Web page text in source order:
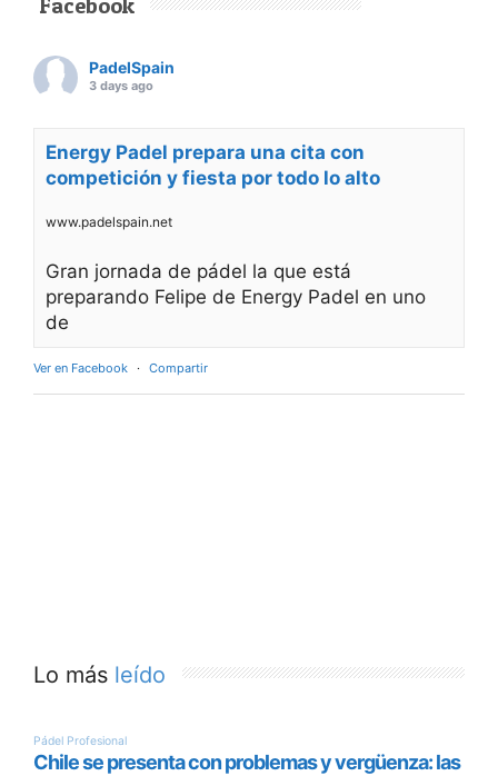
Facebook
PadelSpain
3 days ago
Energy Padel prepara una cita con
competición y fiesta por todo lo alto
www.padelspain.net
Gran jornada de pádel la que está
preparando Felipe de Energy Padel en uno
de
Ver en Facebook · Compartir
Lo más leído